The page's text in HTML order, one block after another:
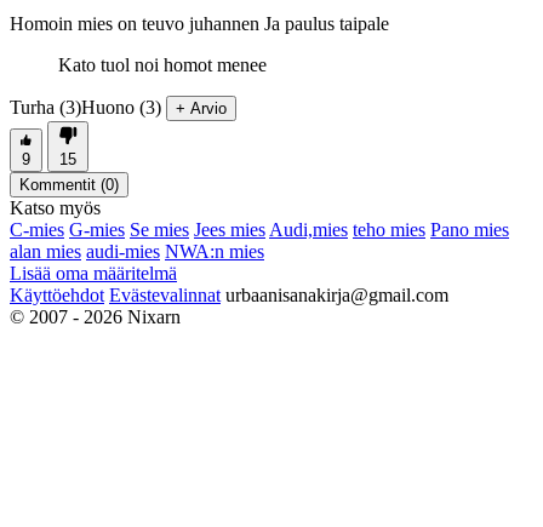
Homoin mies on teuvo juhannen Ja paulus taipale
Kato tuol noi homot menee
Turha (3)Huono (3) + Arvio
9
15
Kommentit (0)
Katso myös
C-mies G-mies Se mies Jees mies Audi,mies teho mies Pano mies
alan mies audi-mies NWA:n mies
Lisää oma määritelmä
Käyttöehdot Evästevalinnat urbaanisanakirja@gmail.com
© 2007 - 2026 Nixarn